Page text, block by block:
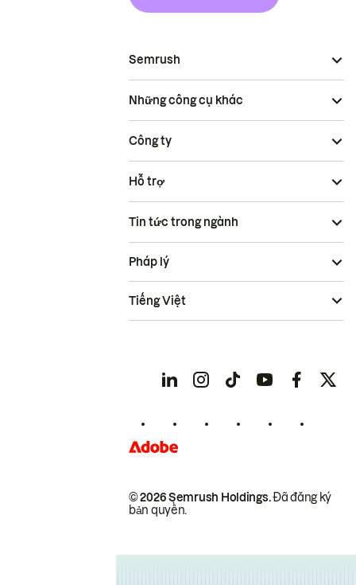
Semrush
Những công cụ khác
Công ty
Hỗ trợ
Tin tức trong ngành
© 2026 Semrush Holdings.Đã đăng ký
bản quyền.
Pháp lý
Tiếng Việt